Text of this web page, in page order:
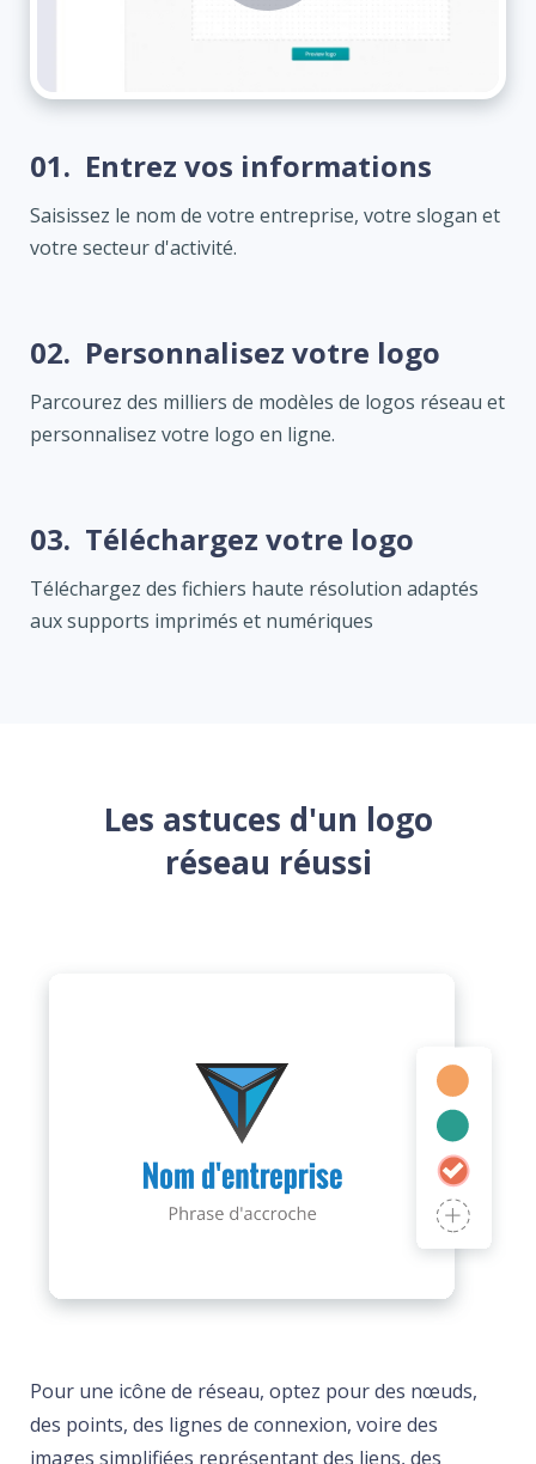
01. Entrez vos informations
Saisissez le nom de votre entreprise, votre slogan et
votre secteur d'activité.
02. Personnalisez votre logo
Parcourez des milliers de modèles de logos réseau et
personnalisez votre logo en ligne.
03. Téléchargez votre logo
Téléchargez des fichiers haute résolution adaptés
aux supports imprimés et numériques
Les astuces d'un logo
réseau réussi
Pour une icône de réseau, optez pour des nœuds,
des points, des lignes de connexion, voire des
images simplifiées représentant des liens, des